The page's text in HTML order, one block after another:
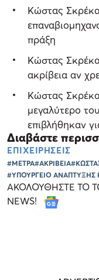
Κώστας
πράξη
Κώστας
ακρίβεια αν
Κώστας
μεγαλύτερο
επιβλήθηκαν
Διαβάστε
ΕΠΙΧΕΙΡΗΣΕΙΣ
#ΜΕΤΡΑ#ΑΚΡΙΒΕΙΑ
#ΥΠΟΥΡΓΕΙΟ ΑΝΑΠΤΥΞΗΣ
ΑΚΟΛΟΥΘΗΣΤΕ ΤΟ
NEWS!